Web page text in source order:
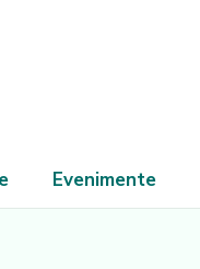
Evenimente